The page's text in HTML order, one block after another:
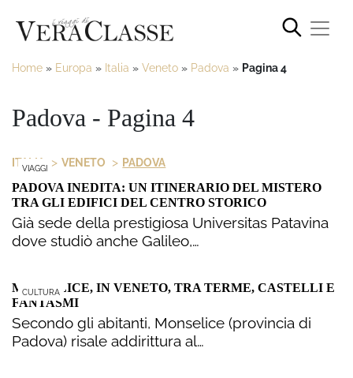
Home » Europa » Italia » Veneto » Padova » Pagina 4
Padova - Pagina 4
VIAGGI
ITALIA > VENETO > PADOVA
PADOVA INEDITA: UN ITINERARIO DEL MISTERO
TRA GLI EDIFICI DEL CENTRO STORICO
Già sede della prestigiosa Universitas Patavina
dove studiò anche Galileo,…
CULTURA
MONSELICE, IN VENETO, TRA TERME, CASTELLI E
FANTASMI
Secondo gli abitanti, Monselice (provincia di
Padova) risale addirittura al…